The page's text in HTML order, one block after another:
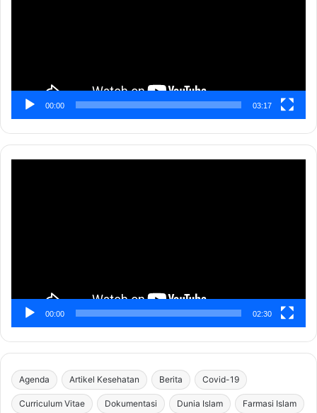
00:00 03:17
00:00 02:30
Agenda Artikel Kesehatan Berita Covid-19
Curriculum Vitae Dokumentasi Dunia Islam Farmasi Islam